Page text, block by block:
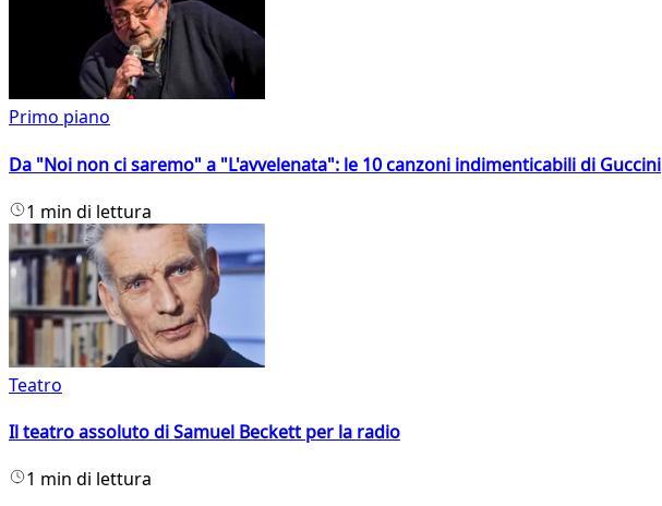
Primo piano
Da "Noi non ci saremo" a "L'avvelenata": le 10 canzoni indimenticabili di Guccini
1 min di lettura
Teatro
Il teatro assoluto di Samuel Beckett per la radio
1 min di lettura